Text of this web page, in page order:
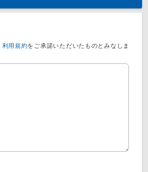
利用規約をご承諾いただいたものとみなしま